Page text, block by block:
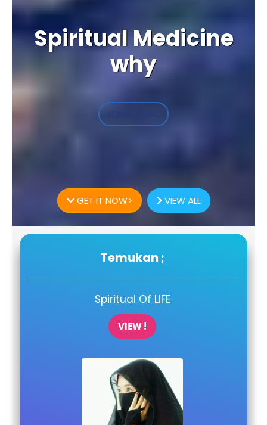
Spiritual Medicine
why
GET IT NOW> VIEW ALL
Temukan ;
Spiritual Of LIFE
VIEW !